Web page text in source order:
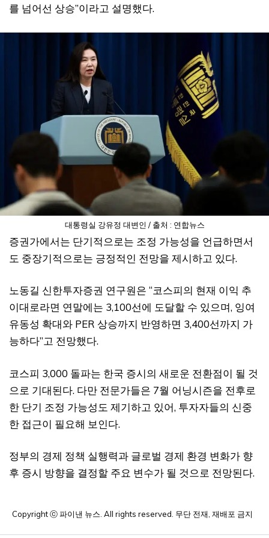
를 넘어선 상승”이라고 설명했다.
대통령실 강유정 대변인 / 출처 : 연합뉴스
증권가에서는 단기적으로는 조정 가능성을 언급하면서
도 중장기적으로는 긍정적인 전망을 제시하고 있다.
노동길 신한투자증권 연구원은 “코스피의 현재 이익 추
이대로라면 연말에는 3,100선에 도달할 수 있으며, 잉여
유동성 확대와 PER 상승까지 반영하면 3,400선까지 가
능하다”고 전망했다.
코스피 3,000 돌파는 한국 증시의 새로운 전환점이 될 것
으로 기대된다. 다만 전문가들은 7월 어닝시즌을 전후로
한 단기 조정 가능성도 제기하고 있어, 투자자들의 신중
한 접근이 필요해 보인다.
정부의 경제 정책 실행력과 글로벌 경제 환경 변화가 향
후 증시 방향을 결정할 주요 변수가 될 것으로 전망된다.
Copyright ⓒ 파이낸 뉴스. All rights reserved. 무단 전재, 재배포 금지